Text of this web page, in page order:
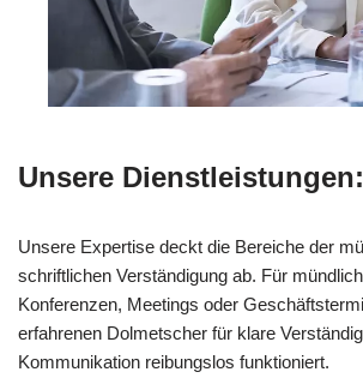
Unsere Dienstleistungen:
Unsere Expertise deckt die Bereiche der
schriftlichen Verständigung ab. Für
Konferenzen, Meetings oder
erfahrenen Dolmetscher für klare
Kommunikation reibungslos funktioniert.